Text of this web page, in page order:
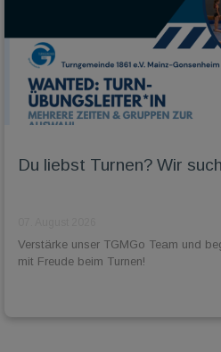
Du liebst Turnen? Wir
Verstärke unser TGMGo Team und
mit Freude beim Turnen!